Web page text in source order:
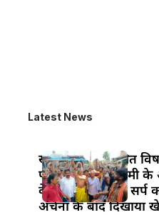
Latest News
खानपुर बाजार स्थित
पावन पर्व नाग पंचमी
के पुजारी ने विषैले सर्प
अर्चना के बाद दिखाया